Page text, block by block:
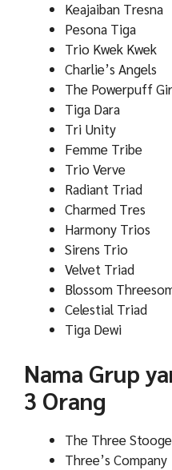
Keajaiban Tresna
Pesona Tiga
Trio Kwek Kwek
Charlie’s Angels
The Powerpuff
Tiga Dara
Tri Unity
Femme Tribe
Trio Verve
Radiant Triad
Charmed Tres
Harmony Trios
Sirens Trio
Velvet Triad
Blossom
Celestial Triad
Tiga Dewi
Nama Grup
3 Orang
The Three
Three’s Company